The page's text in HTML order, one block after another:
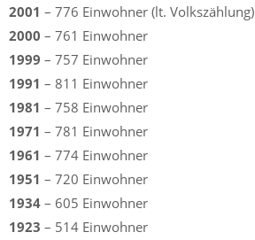
2001 – 776 Einwohner (lt. Volkszählung)
2000 – 761 Einwohner
1999 – 757 Einwohner
1991 – 811 Einwohner
1981 – 758 Einwohner
1971 – 781 Einwohner
1961 – 774 Einwohner
1951 – 720 Einwohner
1934 – 605 Einwohner
1923 – 514 Einwohner